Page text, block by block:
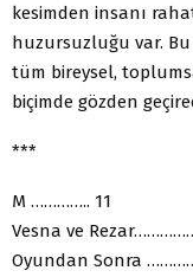
kesimden insanı
huzursuzluğu var.
tüm bireysel,
biçimde gözden
***
M ………….. 11
Vesna ve
Oyundan Sonra